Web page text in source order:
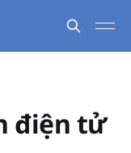
điện tử